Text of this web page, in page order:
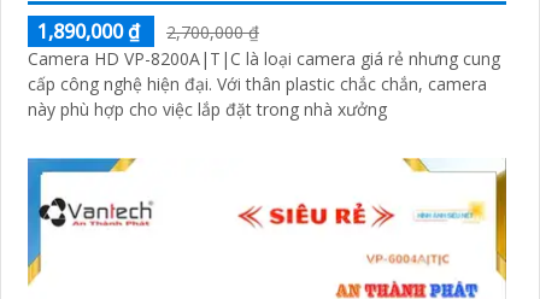
1,890,000 ₫
2,700,000 ₫
Camera HD VP-8200A|T|C là loại camera giá rẻ nhưng cung
cấp công nghệ hiện đại. Với thân plastic chắc chắn, camera
này phù hợp cho việc lắp đặt trong nhà xưởng